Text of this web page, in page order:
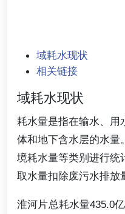
域耗水现状
相关链接
域耗水现状
耗水量是指在输水、用
体和地下含水层的水量
境耗水量等类别进行统
取水量扣除废污水排放
淮河片总耗水量435.0